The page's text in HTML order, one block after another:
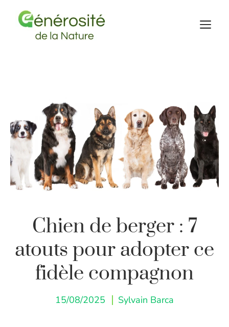
Chien de berger : 7
atouts pour adopter ce
fidèle compagnon
15/08/2025 Sylvain Barca